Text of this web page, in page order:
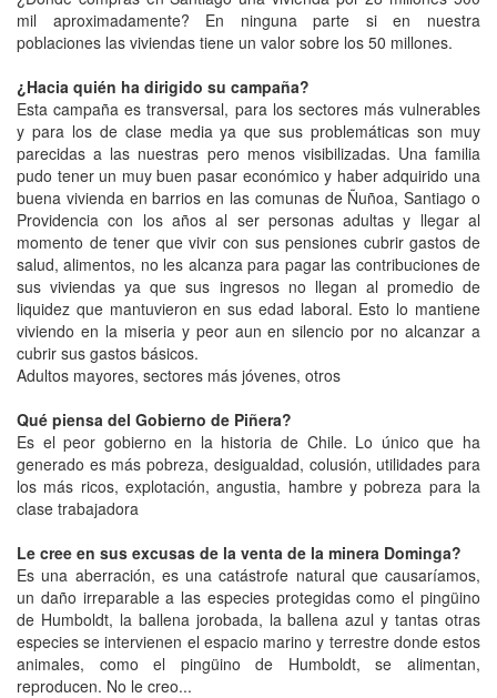
mil aproximadamente? En ninguna parte si en nuestra
poblaciones las viviendas tiene un valor sobre los 50 millones.
¿Hacia quién ha dirigido su campaña?
Esta campaña es transversal, para los sectores más vulnerables
y para los de clase media ya que sus problemáticas son muy
parecidas a las nuestras pero menos visibilizadas. Una familia
pudo tener un muy buen pasar económico y haber adquirido una
buena vivienda en barrios en las comunas de Ñuñoa, Santiago o
Providencia con los años al ser personas adultas y llegar al
momento de tener que vivir con sus pensiones cubrir gastos de
salud, alimentos, no les alcanza para pagar las contribuciones de
sus viviendas ya que sus ingresos no llegan al promedio de
liquidez que mantuvieron en sus edad laboral. Esto lo mantiene
viviendo en la miseria y peor aun en silencio por no alcanzar a
cubrir sus gastos básicos.
Adultos mayores, sectores más jóvenes, otros
Qué piensa del Gobierno de Piñera?
Es el peor gobierno en la historia de Chile. Lo único que ha
generado es más pobreza, desigualdad, colusión, utilidades para
los más ricos, explotación, angustia, hambre y pobreza para la
clase trabajadora
Le cree en sus excusas de la venta de la minera Dominga?
Es una aberración, es una catástrofe natural que causaríamos,
un daño irreparable a las especies protegidas como el pingüino
de Humboldt, la ballena jorobada, la ballena azul y tantas otras
especies se intervienen el espacio marino y terrestre donde estos
animales, como el pingüino de Humboldt, se alimentan,
reproducen. No le creo...